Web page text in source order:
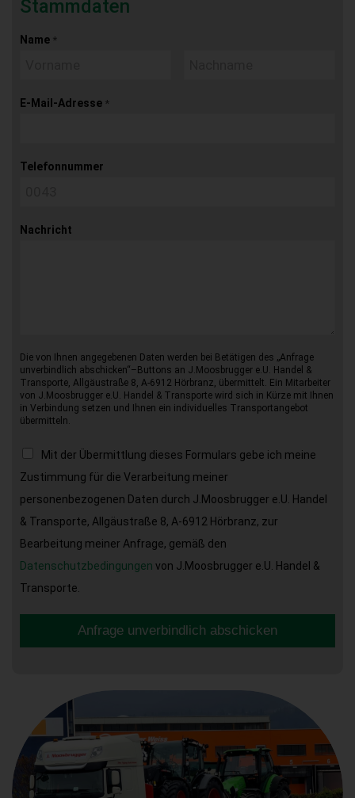
Stammdaten
Name *
E-Mail-Adresse *
Telefonnummer
Nachricht
Die von Ihnen angegebenen Daten werden bei Betätigen des „Anfrage
unverbindlich abschicken“–Buttons an J.Moosbrugger e.U. Handel &
Transporte, Allgäustraße 8, A-6912 Hörbranz, übermittelt. Ein Mitarbeiter
von J.Moosbrugger e.U. Handel & Transporte wird sich in Kürze mit Ihnen
in Verbindung setzen und Ihnen ein individuelles Transportangebot
übermitteln.
Mit der Übermittlung dieses Formulars gebe ich meine
Zustimmung für die Verarbeitung meiner
personenbezogenen Daten durch J.Moosbrugger e.U. Handel
& Transporte, Allgäustraße 8, A-6912 Hörbranz, zur
Bearbeitung meiner Anfrage, gemäß den
Datenschutzbedingungen von J.Moosbrugger e.U. Handel &
Transporte.
Anfrage unverbindlich abschicken